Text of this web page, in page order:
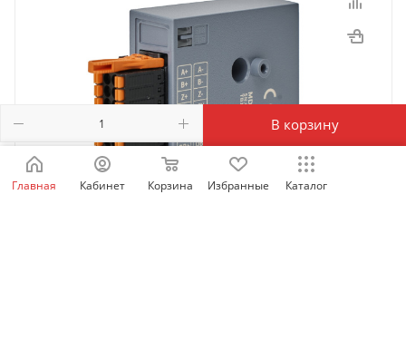
В корзину
Главная Кабинет Корзина Избранные Каталог